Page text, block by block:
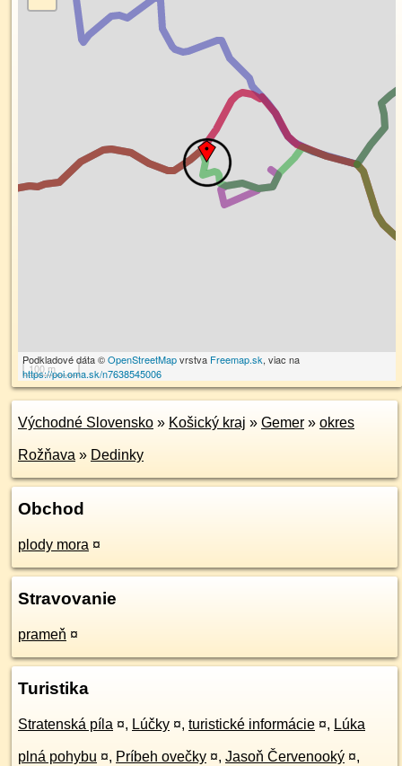
100 m
Podkladové dáta ©OpenStreetMapvrstva Freemap.sk, viac na
https://poi.oma.sk/n7638545006
Východné Slovensko » Košický kraj » Gemer » okres
Rožňava » Dedinky
Obchod
plody mora ¤
Stravovanie
prameň ¤
Turistika
Stratenská píla ¤, Lúčky ¤, turistické informácie ¤, Lúka
plná pohybu ¤, Príbeh ovečky ¤, Jasoň Červenooký ¤,